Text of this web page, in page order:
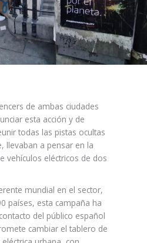
de ambas ciudades
esta acción y de
todas las pistas ocultas
llevaban a pensar en la
vehículos eléctricos de dos
mundial en el sector,
países, esta campaña ha
del público español
cambiar el tablero de